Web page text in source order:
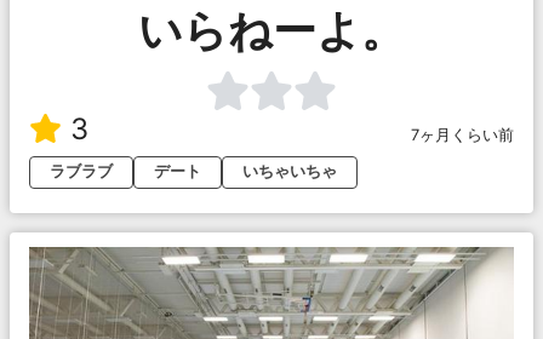
いらねーよ。
3
7ヶ月くらい前
ラブラブ
デート いちゃいちゃ